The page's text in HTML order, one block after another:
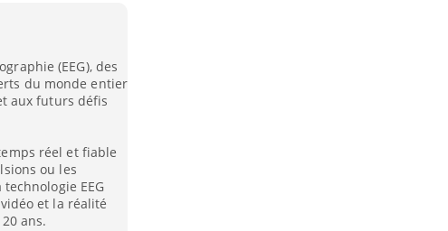
(EEG), des
du monde entier
aux futurs défis
réel et fiable
ou les
EEG
et la réalité
ans.